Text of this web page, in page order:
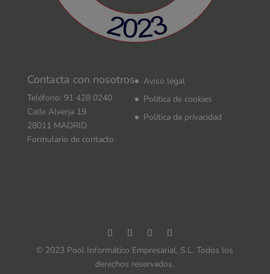
Contacta con nosotros
Teléfono: 91 428 0240
Calle Alverja 19
28011 MADRID
Formulario de contacto
Aviso legal
Política de cookies
Política de privacidad
© 2023 Pool Informático Empresarial, S.L. Todos los
derechos reservados.